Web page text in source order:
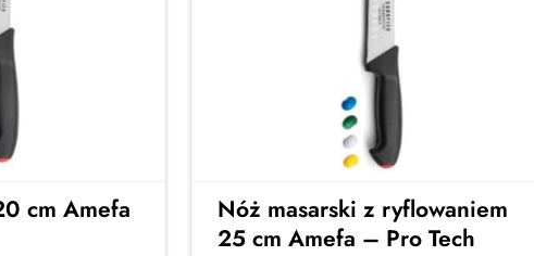
cm Amefa
Nóż masarski z ryflowaniem
25 cm Amefa – Pro Tech